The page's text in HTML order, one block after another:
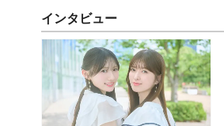
インタビュー